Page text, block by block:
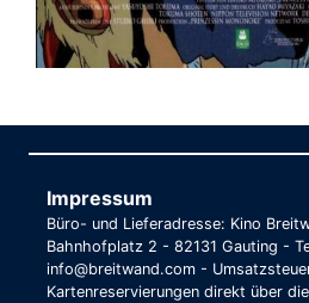
Impressum
Büro- und Lieferadresse: Kino
Bahnhofplatz 2 - 82131 Gauting -
info@breitwand.com -
Kartenreservierungen direkt über